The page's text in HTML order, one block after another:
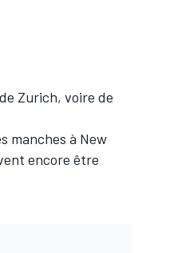
Zurich, voire de
manches à New
encore être